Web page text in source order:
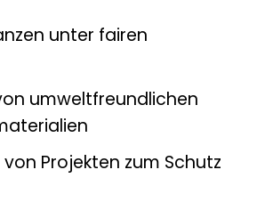
unter fairen
umweltfreundlichen
Projekten zum Schutz